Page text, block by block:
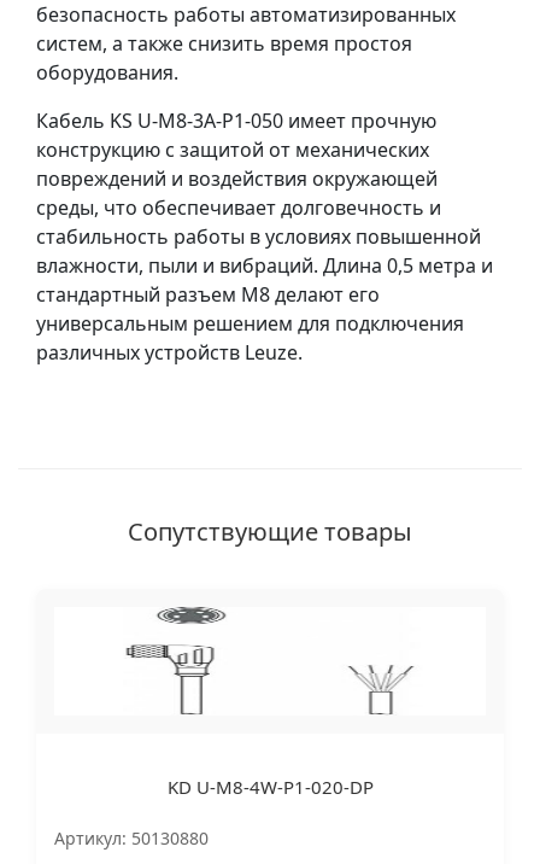
безопасность работы автоматизированных
систем, а также снизить время простоя
оборудования.
Кабель KS U-M8-3A-P1-050 имеет прочную
конструкцию с защитой от механических
повреждений и воздействия окружающей
среды, что обеспечивает долговечность и
стабильность работы в условиях повышенной
влажности, пыли и вибраций. Длина 0,5 метра и
стандартный разъем M8 делают его
универсальным решением для подключения
различных устройств Leuze.
Сопутствующие товары
KD U-M8-4W-P1-020-DP
Артикул: 50130880